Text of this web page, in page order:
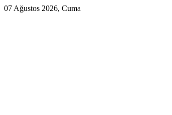
07 Ağustos 2026, Cuma